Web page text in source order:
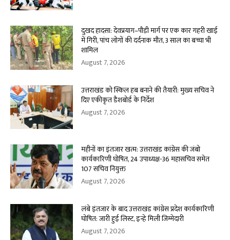
दुखद हादसा: देवप्रयाग–पौड़ी मार्ग पर एक कार गहरी खाई
में गिरी, पांच लोगों की दर्दनाक मौत, 3 साल का बच्चा भी
शामिल
August 7, 2026
उत्तराखंड को स्किल हब बनाने की तैयारी: मुख्य सचिव ने
दिए एकीकृत डैशबोर्ड के निर्देश
August 7, 2026
महीनों का इंतजार खत्म: उत्तराखंड कांग्रेस की जंबो
कार्यकारिणी घोषित, 24 उपाध्यक्ष-36 महासचिव समेत
107 सचिव नियुक्त
August 7, 2026
लंबे इंतजार के बाद उत्तराखंड कांग्रेस प्रदेश कार्यकारिणी
घोषित: जारी हुई लिस्ट, इन्हे मिली जिम्मेदारी
August 7, 2026